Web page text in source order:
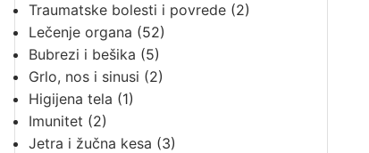
Traumatske bolesti i povrede(2)
Lečenje organa (52)
Bubrezi i bešika (5)
Grlo, nos i sinusi (2)
Higijena tela (1)
Imunitet (2)
Jetra i žučna kesa (3)